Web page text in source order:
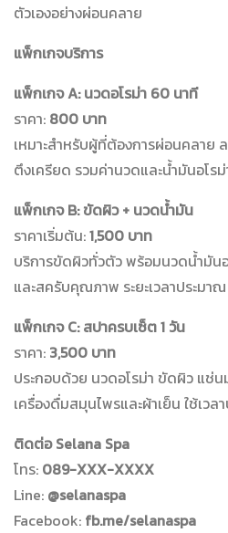
ตัวเองอย่างผ่อนคลาย
แพ็กเกจบริการ
แพ็กเกจ A: นวดอโรม่า 60 นาที
ราคา: 800 บาท
เหมาะสำหรับผู้ที่ต้องการผ่อนคลาย
ตึงเครียด รวมค่านวดและน้ำมันอโรม่
แพ็กเกจ B: ขัดผิว + นวดน้ำมัน
ราคาเริ่มต้น:1,500 บาท
บริการขัดผิวทั่วตัว พร้อมนวดน้ำมั
และสครับคุณภาพ ระยะเวลาประมา
แพ็กเกจ C: สปาครบเซ็ต 1 วัน
ราคา: 3,500 บาท
ประกอบด้วย นวดอโรม่า ขัดผิว แช่
เครื่องดื่มสมุนไพรและผ้าเย็น ใช้เว
ติดต่อ Selana Spa
โทร: 089-XXX-XXXX
Line: @selanaspa
Facebook: fb.me/selanaspa